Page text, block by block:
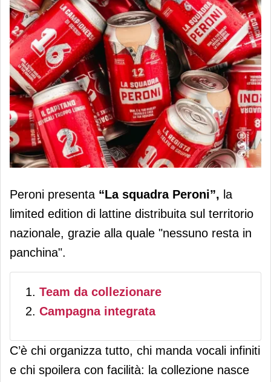
Peroni presenta “La squadra Peroni”:
la limited edition in cui nessuno
rimane in panchina
Peroni presenta “La squadra Peroni”, la
limited edition di lattine distribuita sul territorio
nazionale, grazie alla quale "nessuno resta in
panchina".
Team da collezionare
Campagna integrata
C’è chi organizza tutto, chi manda vocali infiniti
e chi spoilera con facilità: la collezione nasce